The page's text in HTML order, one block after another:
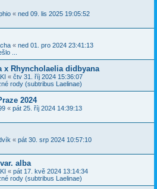
« ned 09. lis 2025 19:05:52
« ned 01. pro 2024 23:41:13
...
x Rhyncholaelia didbyana
« čtv 31. říj 2024 15:36:07
rody (subtribus Laelinae)
2024
« pát 25. říj 2024 14:39:13
« pát 30. srp 2024 10:57:10
alba
« pát 17. kvě 2024 13:14:34
rody (subtribus Laelinae)